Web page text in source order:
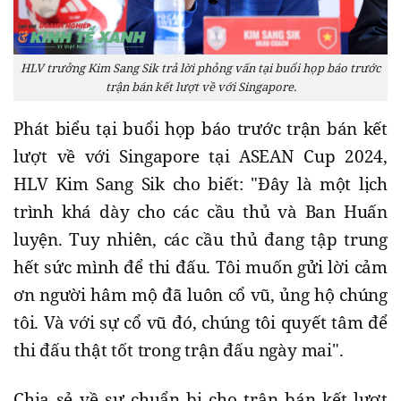
HLV trưởng Kim Sang Sik trả lời phỏng vấn tại buổi họp báo trước
trận bán kết lượt về với Singapore.
Phát biểu tại buổi họp báo trước trận bán kết
lượt về với Singapore tại ASEAN Cup 2024,
HLV Kim Sang Sik cho biết: "Đây là một lịch
trình khá dày cho các cầu thủ và Ban Huấn
luyện. Tuy nhiên, các cầu thủ đang tập trung
hết sức mình để thi đấu. Tôi muốn gửi lời cảm
ơn người hâm mộ đã luôn cổ vũ, ủng hộ chúng
tôi. Và với sự cổ vũ đó, chúng tôi quyết tâm để
thi đấu thật tốt trong trận đấu ngày mai".